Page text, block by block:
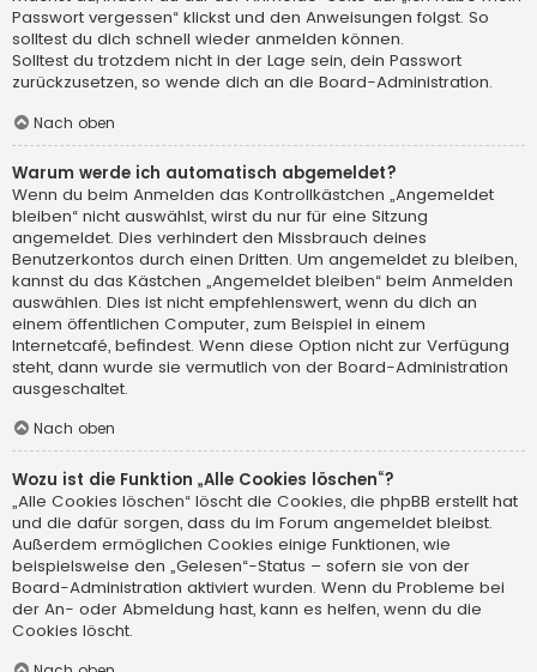
Passwort vergessen“ klickst und den Anweisungen folgst. So
solltest du dich schnell wieder anmelden können.
Solltest du trotzdem nicht in der Lage sein, dein Passwort
zurückzusetzen, so wende dich an die Board-Administration.
Nach oben
Warum werde ich automatisch abgemeldet?
Wenn du beim Anmelden das Kontrollkästchen „Angemeldet
bleiben“ nicht auswählst, wirst du nur für eine Sitzung
angemeldet. Dies verhindert den Missbrauch deines
Benutzerkontos durch einen Dritten. Um angemeldet zu bleiben,
kannst du das Kästchen „Angemeldet bleiben“ beim Anmelden
auswählen. Dies ist nicht empfehlenswert, wenn du dich an
einem öffentlichen Computer, zum Beispiel in einem
Internetcafé, befindest. Wenn diese Option nicht zur Verfügung
steht, dann wurde sie vermutlich von der Board-Administration
ausgeschaltet.
Nach oben
Wozu ist die Funktion „Alle Cookies löschen“?
„Alle Cookies löschen“ löscht die Cookies, die phpBB erstellt hat
und die dafür sorgen, dass du im Forum angemeldet bleibst.
Außerdem ermöglichen Cookies einige Funktionen, wie
beispielsweise den „Gelesen“-Status – sofern sie von der
Board-Administration aktiviert wurden. Wenn du Probleme bei
der An- oder Abmeldung hast, kann es helfen, wenn du die
Cookies löscht.